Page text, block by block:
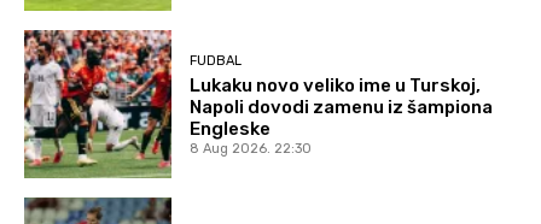
FUDBAL
Lukaku novo veliko ime u Turskoj,
Napoli dovodi zamenu iz šampiona
Engleske
8 Aug 2026. 22:30